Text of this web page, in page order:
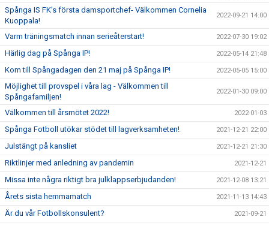
Spånga IS FK’s första damsportchef- Välkommen Cornelia
Kuoppala!
2022-09-21 14:00
Varm träningsmatch innan serieåterstart! 2022-07-30 19:02
Härlig dag på Spånga IP! 2022-05-14 21:48
Kom till Spångadagen den 21 maj på Spånga IP! 2022-05-05 15:00
Möjlighet till provspel i våra lag - Välkommen till
Spångafamiljen!
2022-01-30 09:00
Välkommen till årsmötet 2022! 2022-01-03
Spånga Fotboll utökar stödet till lagverksamheten! 2021-12-21 22:00
Julstängt på kansliet 2021-12-21 21:30
Riktlinjer med anledning av pandemin 2021-12-21
Missa inte några riktigt bra julklappserbjudanden! 2021-12-08 13:21
Årets sista hemmamatch 2021-11-13 14:43
Är du vår Fotbollskonsulent? 2021-09-21